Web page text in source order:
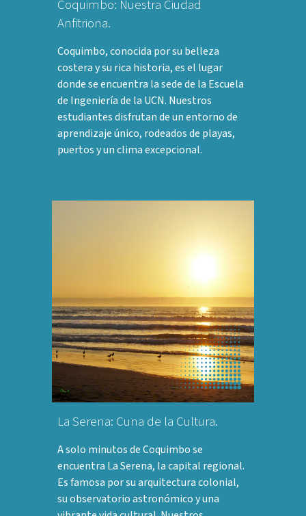
Coquimbo: Nuestra Ciudad
Anfitriona.
Coquimbo, conocida por su belleza
costera y su rica historia, es el lugar
donde se encuentra la sede de la Escuela
de Ingeniería de la UCN. Nuestros
estudiantes disfrutan de un entorno de
aprendizaje único, rodeados de playas,
puertos y un clima excepcional.
La Serena: Cuna de la Cultura.
A solo minutos de Coquimbo se
encuentra La Serena, la capital regional.
Es famosa por su arquitectura colonial,
su observatorio astronómico y una